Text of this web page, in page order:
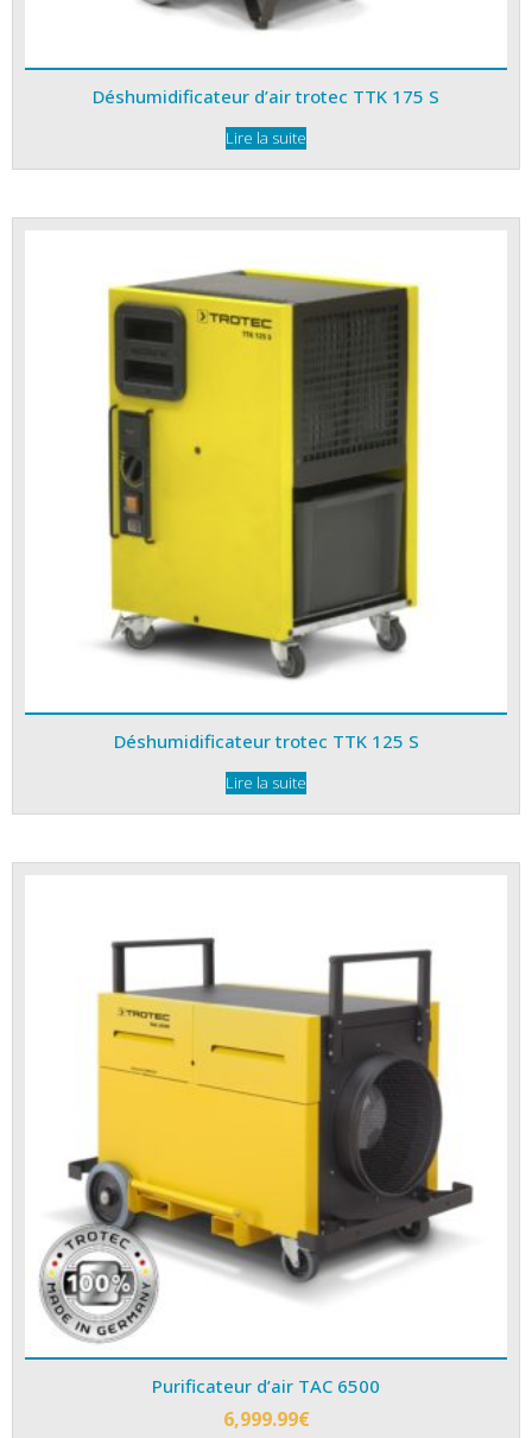
Déshumidificateur d’air trotec TTK 175 S
Lire la suite
Déshumidificateur trotec TTK 125 S
Lire la suite
Purificateur d’air TAC 6500
6,999.99€